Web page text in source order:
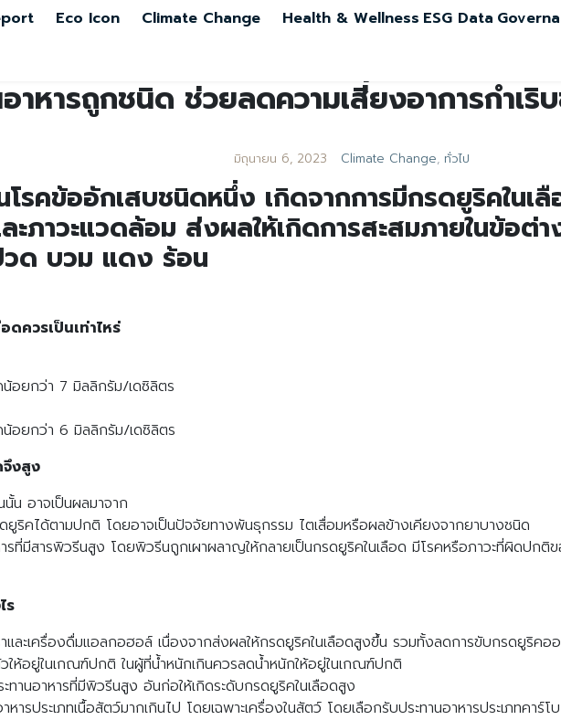
Eco Icon Climate Change Health & Wellness ESG Data
าหารถูกชนิด ช่วยลดความเสี่ยงอาการกำเริ
มิถุนายน 6, 2023 Climate Change, ทั่วไป
โรคข้ออักเสบชนิดหนึ่ง เกิดจากการมีกรดยูริคใน
ะภาวะแวดล้อม ส่งผลให้เกิดการสะสมภายในข้อต่
วด บวม แดง ร้อน
ดควรเป็นเท่าไหร่
น้อยกว่า 7 มิลลิกรัม/เดซิลิตร
น้อยกว่า 6 มิลลิกรัม/เดซิลิตร
งสูง
น อาจเป็นผลมาจาก
ยูริคได้ตามปกติ โดยอาจเป็นปัจจัยทางพันธุกรรม ไตเสื่อมหรือผลข้างเคียงจากยาบางชนิด
รที่มีสารพิวรีนสูง โดยพิวรีนถูกเผาผลาญให้กลายเป็นกรดยูริคในเลือด มีโรคหรือภาวะที่ผิดปกติ
ร
และเครื่องดื่มแอลกอฮอล์ เนื่องจากส่งผลให้กรดยูริคในเลือดสูงขึ้น รวมทั้งลดการขับกรดยูริคอ
ให้อยู่ในเกณฑ์ปกติ ในผู้ที่น้ำหนักเกินควรลดน้ำหนักให้อยู่ในเกณฑ์ปกติ
ทานอาหารที่มีพิวรีนสูง อันก่อให้เกิดระดับกรดยูริคในเลือดสูง
หารประเภทเนื้อสัตว์มากเกินไป โดยเฉพาะเครื่องในสัตว์ โดยเลือกรับประทานอาหารประเภทคา